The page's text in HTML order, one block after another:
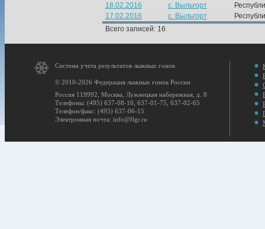
18.02.2016
с. Выльгорт
17.02.2016
с. Выльгорт
Всего записей: 16
Система учета результатов лыжных гонок
© 2010-2026 Федерация лыжных гонок России
Россия 119992, Москва, Лужнецкая набережная, д. 8
Телефоны: (495) 637-08-10, 637-01-75, 637-02-65
Телефон/факс: (495) 637-06-15
Электронная почта: info@flgr.ru